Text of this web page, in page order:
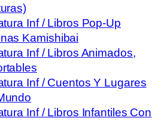
Inf / Libros Pop-Up
Kamishibai
Inf / Libros Animados,
Inf / Cuentos Y Lugares
Inf / Libros Infantiles Con